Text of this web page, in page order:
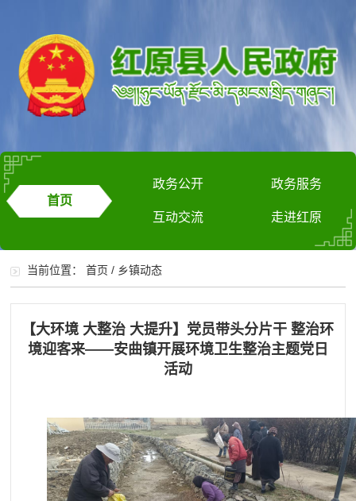
首页
政务公开 政务服务
互动交流 走进红原
当前位置：首页 / 乡镇动态
【大环境 大整治 大提升】党员带头分片干 整治环
境迎客来——安曲镇开展环境卫生整治主题党日
活动